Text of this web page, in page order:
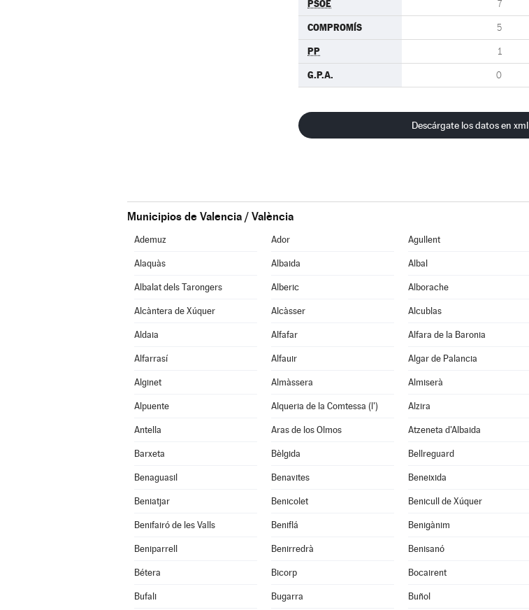
PSOE 7
COMPROMÍS 5
PP 1
G.P.A. 0
Descárgate los datos en xml
Municipios de Valencia / València
Ademuz Ador Agullent
Alaquàs Albaida Albal
Albalat dels Tarongers Alberic Alborache
Alcàntera de Xúquer Alcàsser Alcublas
Aldaia Alfafar Alfara de la Baronia
Alfarrasí Alfauir Algar de Palancia
Alginet Almàssera Almiserà
Alpuente Alqueria de la Comtessa (l') Alzira
Antella Aras de los Olmos Atzeneta d'Albaida
Barxeta Bèlgida Bellreguard
Benaguasil Benavites Beneixida
Beniatjar Benicolet Benicull de Xúquer
Benifairó de les Valls Beniflá Benigànim
Beniparrell Benirredrà Benisanó
Bétera Bicorp Bocairent
Bufali Bugarra Buñol